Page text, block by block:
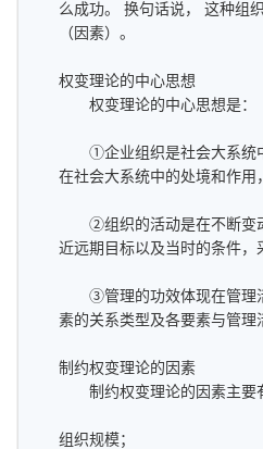
么成功。 换句话说， 这种组
（因素）。
权变理论的中心思想
权变理论的中心思想是：
①企业组织是社会大系统中
在社会大系统中的处境和作
②组织的活动是在不断变动
近远期目标以及当时的条件，
③管理的功效体现在管理活
素的关系类型及各要素与管
制约权变理论的因素
制约权变理论的因素主要
组织规模；